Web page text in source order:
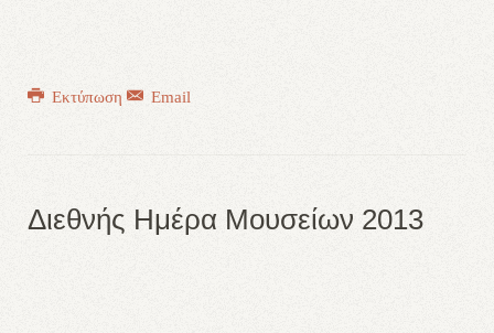
Εκτύπωση Email
Διεθνής Ημέρα Μουσείων 2013